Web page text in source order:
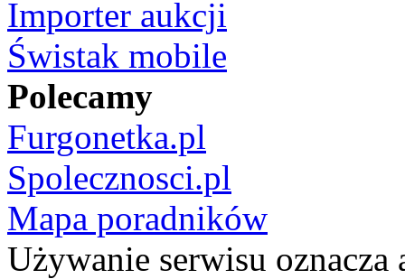
Importer aukcji
Świstak mobile
Polecamy
Furgonetka.pl
Spolecznosci.pl
Mapa poradników
Używanie serwisu oznacza